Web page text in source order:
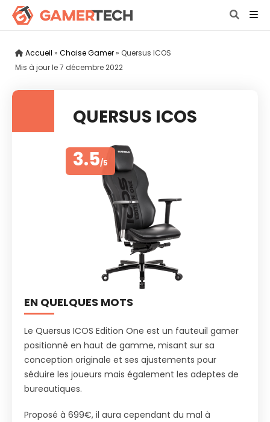
Accueil » Chaise Gamer» Quersus ICOS
Mis à jour le7 décembre 2022
QUERSUS ICOS
3.5/5
EN QUELQUES MOTS
Le Quersus ICOS Edition One est un fauteuil gamer
positionné en haut de gamme, misant sur sa
conception originale et ses ajustements pour
séduire les joueurs mais également les adeptes de
bureautiques.
Proposé à 699€, il aura cependant du mal à